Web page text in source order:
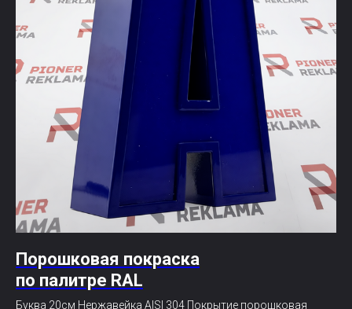
Порошковая покраска
по палитре RAL
Буква 20см Нержавейка AISI 304 Покрытие порошковая